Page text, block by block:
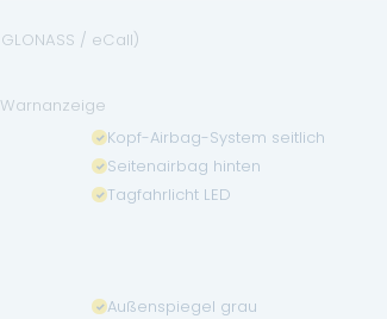
/ eCall)
Kopf-Airbag-System seitlich
Seitenairbag hinten
Tagfahrlicht LED
Außenspiegel grau